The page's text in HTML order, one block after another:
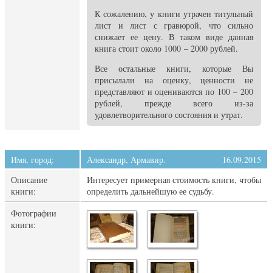
К сожалению, у книги утрачен титульный
лист и лист с гравюрой, что сильно
снижает ее цену. В таком виде данная
книга стоит около 1000 – 2000 рублей.
Все остальные книги, которые Вы
присылали на оценку, ценности не
представляют и оцениваются по 100 – 200
рублей, прежде всего из-за
удовлетворительного состояния и утрат.
Имя, город: Александр, Армавир.
16.09.2015
Описание
книги:
Интересует примерная стоимость книги, чтобы
определить дальнейшую ее судьбу.
Фотографии
книги: